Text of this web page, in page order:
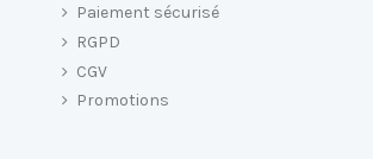
Paiement sécurisé
RGPD
CGV
Promotions